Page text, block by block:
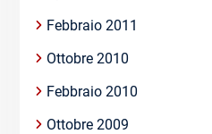
Febbraio 2011
Ottobre 2010
Febbraio 2010
Ottobre 2009